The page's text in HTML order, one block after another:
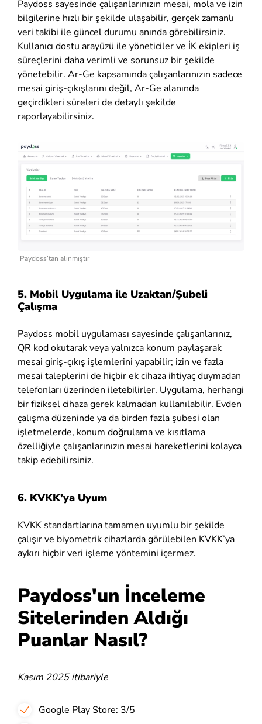
Paydoss sayesinde çalışanlarınızın mesai, mola ve izin
bilgilerine hızlı bir şekilde ulaşabilir, gerçek zamanlı
veri takibi ile güncel durumu anında görebilirsiniz.
Kullanıcı dostu arayüzü ile yöneticiler ve İK ekipleri iş
süreçlerini daha verimli ve sorunsuz bir şekilde
yönetebilir. Ar-Ge kapsamında çalışanlarınızın sadece
mesai giriş-çıkışlarını değil, Ar-Ge alanında
geçirdikleri süreleri de detaylı şekilde
raporlayabilirsiniz.
Paydoss’tan alınmıştır
5. Mobil Uygulama ile Uzaktan/Şubeli
Çalışma
Paydoss mobil uygulaması sayesinde çalışanlarınız,
QR kod okutarak veya yalnızca konum paylaşarak
mesai giriş-çıkış işlemlerini yapabilir; izin ve fazla
mesai taleplerini de hiçbir ek cihaza ihtiyaç duymadan
telefonları üzerinden iletebilirler. Uygulama, herhangi
bir fiziksel cihaza gerek kalmadan kullanılabilir. Evden
çalışma düzeninde ya da birden fazla şubesi olan
işletmelerde, konum doğrulama ve kısıtlama
özelliğiyle çalışanlarınızın mesai hareketlerini kolayca
takip edebilirsiniz.
6. KVKK’ya Uyum
KVKK standartlarına tamamen uyumlu bir şekilde
çalışır ve biyometrik cihazlarda görülebilen KVKK’ya
aykırı hiçbir veri işleme yöntemini içermez.
Paydoss'un İnceleme
Sitelerinden Aldığı
Puanlar Nasıl?
Kasım 2025 itibariyle
Google Play Store: 3/5